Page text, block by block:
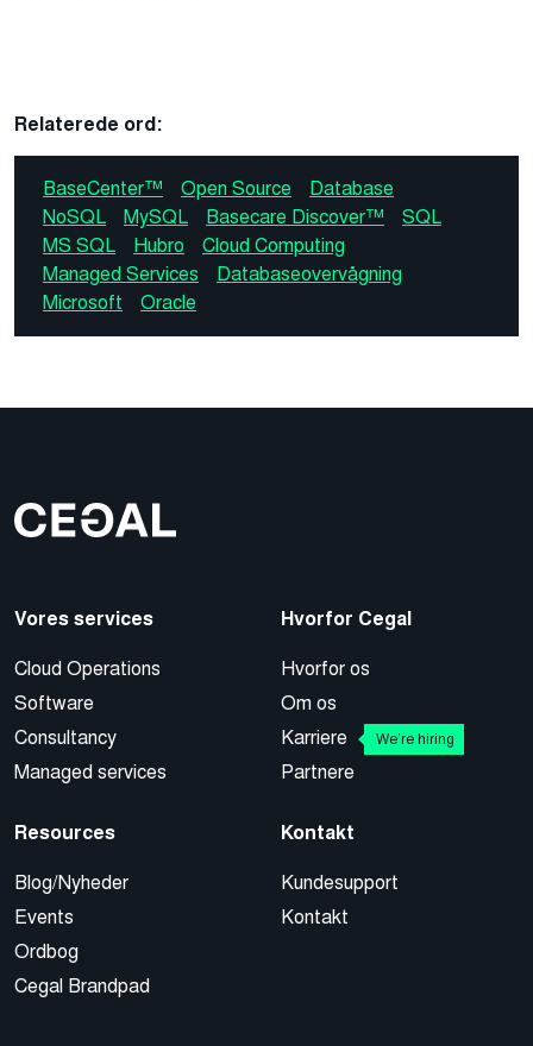
Relaterede ord:
BaseCenter™ Open Source
Database
NoSQL
MySQL Basecare Discover™
SQL
MS SQL
Hubro
Cloud Computing
Managed Services
Databaseovervågning
Microsoft
Oracle
Vores services
Cloud Operations
Software
Consultancy
Managed services
Hvorfor Cegal
Hvorfor os
Om os
Karriere
We’re hiring
Partnere
Resources
Blog/Nyheder
Events
Ordbog
Cegal Brandpad
Kontakt
Kundesupport
Kontakt